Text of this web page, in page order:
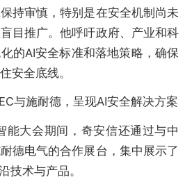
持审慎，特别是在安全机制尚未
目推广。他呼吁政府、产业和科
的AI安全标准和落地策略，确保
安全底线。
与施耐德，呈现AI安全解决方案
大会期间，奇安信还通过与中
德电气的合作展台，集中展示了
技术与产品。